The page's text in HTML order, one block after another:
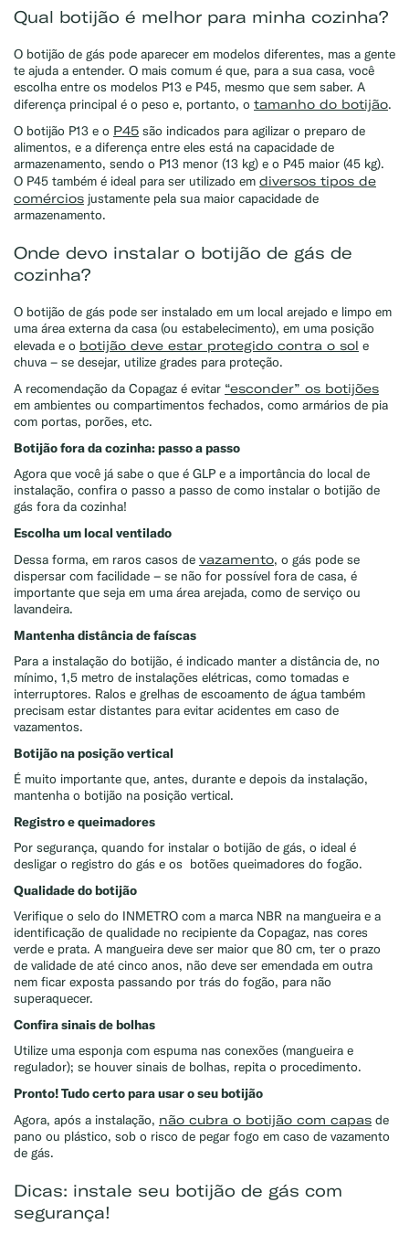
Qual botijão é melhor para minha cozinha?
O botijão de gás pode aparecer em modelos diferentes, mas a gente
te ajuda a entender. O mais comum é que, para a sua casa, você
escolha entre os modelos P13 e P45, mesmo que sem saber. A
diferença principal é o peso e, portanto, o tamanho do botijão.
O botijão P13 e o P45 são indicados para agilizar o preparo de
alimentos, e a diferença entre eles está na capacidade de
armazenamento, sendo o P13 menor (13 kg) e o P45 maior (45 kg).
O P45 também é ideal para ser utilizado em diversos tipos de
comércios justamente pela sua maior capacidade de
armazenamento.
Onde devo instalar o botijão de gás de
cozinha?
O botijão de gás pode ser instalado em um local arejado e limpo em
uma área externa da casa (ou estabelecimento), em uma posição
elevada e o botijão deve estar protegido contra o sol e
chuva – se desejar, utilize grades para proteção.
A recomendação da Copagaz é evitar “esconder” os botijões
em ambientes ou compartimentos fechados, como armários de pia
com portas, porões, etc.
Botijão fora da cozinha: passo a passo
Agora que você já sabe o que é GLP e a importância do local de
instalação, confira o passo a passo de como instalar o botijão de
gás fora da cozinha!
Escolha um local ventilado
Dessa forma, em raros casos de vazamento, o gás pode se
dispersar com facilidade – se não for possível fora de casa, é
importante que seja em uma área arejada, como de serviço ou
lavandeira.
Mantenha distância de faíscas
Para a instalação do botijão, é indicado manter a distância de, no
mínimo, 1,5 metro de instalações elétricas, como tomadas e
interruptores. Ralos e grelhas de escoamento de água também
precisam estar distantes para evitar acidentes em caso de
vazamentos.
Botijão na posição vertical
É muito importante que, antes, durante e depois da instalação,
mantenha o botijão na posição vertical.
Registro e queimadores
Por segurança, quando for instalar o botijão de gás, o ideal é
desligar o registro do gás e os botões queimadores do fogão.
Qualidade do botijão
Verifique o selo do INMETRO com a marca NBR na mangueira e a
identificação de qualidade no recipiente da Copagaz, nas cores
verde e prata. A mangueira deve ser maior que 80 cm, ter o prazo
de validade de até cinco anos, não deve ser emendada em outra
nem ficar exposta passando por trás do fogão, para não
superaquecer.
Confira sinais de bolhas
Utilize uma esponja com espuma nas conexões (mangueira e
regulador); se houver sinais de bolhas, repita o procedimento.
Pronto! Tudo certo para usar o seu botijão
Agora, após a instalação, não cubra o botijão com capas de
pano ou plástico, sob o risco de pegar fogo em caso de vazamento
de gás.
Dicas: instale seu botijão de gás com
segurança!